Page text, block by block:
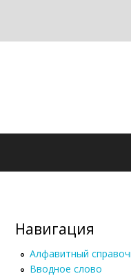
Навигация
Алфавитный
Вводное слово